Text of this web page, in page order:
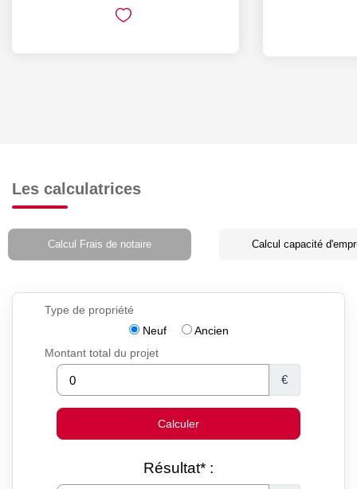
Les calculatrices
Calcul Frais de notaire Calcul capacité